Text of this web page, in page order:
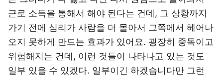
근로 소득을 통해서 해야 된다는 건데, 그 상황까지
가기 전에 심리가 사람을 더 몰아서 그쪽에서 헤어나
오지 못하게 만드는 효과가 있어요. 굉장히 중독이고
위험해지는 건데, 이런 것들이 나타나고 있는 것도
일부 있을 수 있겠다. 일부이긴 하겠습니다만 그런